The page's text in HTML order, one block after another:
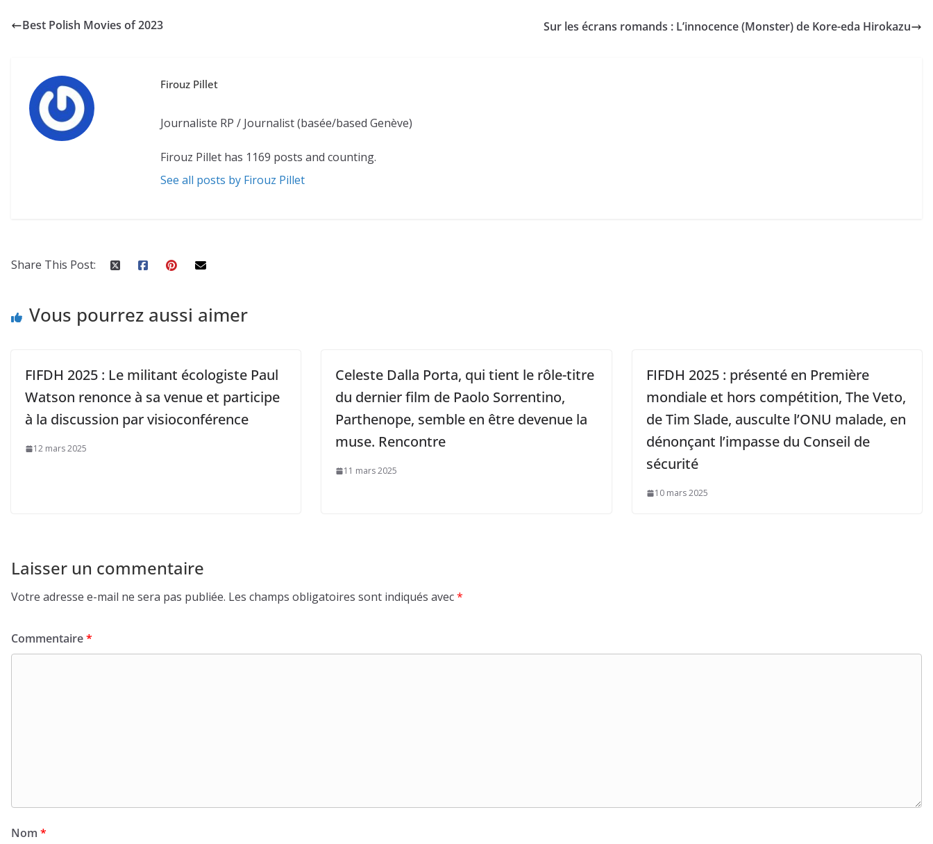
Best Polish Movies of 2023 Sur les écrans romands : L’innocence (Monster) de Kore-eda Hirokazu
Firouz Pillet
Journaliste RP / Journalist (basée/based Genève)
Firouz Pillet has 1169 posts and counting.
See all posts by Firouz Pillet
Share This Post:
Vous pourrez aussi aimer
FIFDH 2025 : Le militant écologiste Paul
Watson renonce à sa venue et participe
à la discussion par visioconférence
12 mars 2025
Celeste Dalla Porta, qui tient le rôle-titre
du dernier film de Paolo Sorrentino,
Parthenope, semble en être devenue la
muse. Rencontre
11 mars 2025
FIFDH 2025 : présenté en Première
mondiale et hors compétition, The Veto,
de Tim Slade, ausculte l’ONU malade, en
dénonçant l’impasse du Conseil de
sécurité
10 mars 2025
Laisser un commentaire
Votre adresse e-mail ne sera pas publiée. Les champs obligatoires sont indiqués avec*
Commentaire*
Nom *